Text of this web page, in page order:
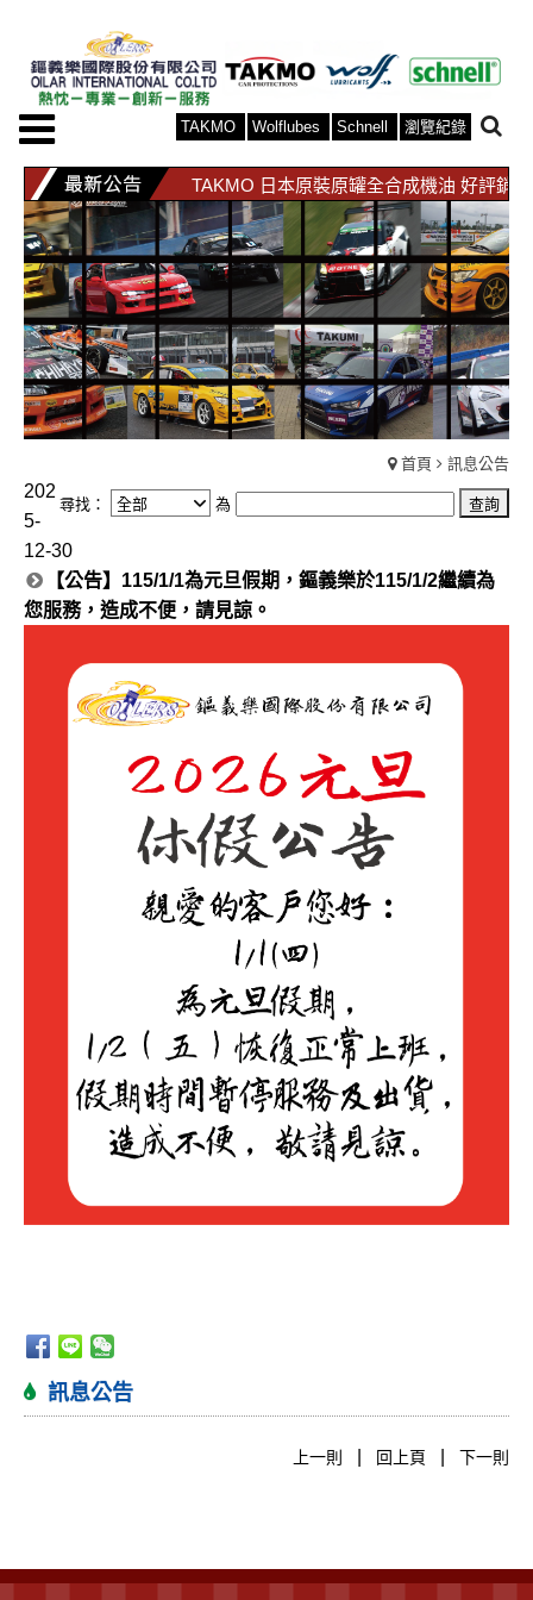
TAKMO Wolflubes Schnell 瀏覽紀錄
TAKMO 日本原裝原罐全合成機油 好評銷
WOLF 比利時原裝原罐全合成機油 好評銷
TAKMO 日本原裝原罐全合成機油 好評銷
WOLF 比利時原裝原罐全合成機油 好評銷
首頁 訊息公告
尋找： 為
202
5-
12-30
【公告】115/1/1為元旦假期，鏂義樂於115/1/2繼續為
您服務，造成不便，請見諒。
訊息公告
上一則 回上頁 下一則